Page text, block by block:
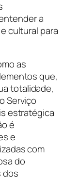
a
cultural para
as
que,
totalidade,
Serviço
estratégica
é
e
com
do
dos